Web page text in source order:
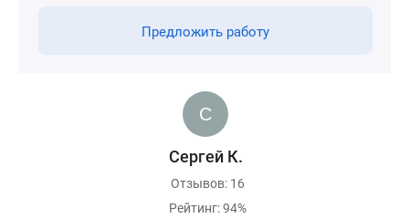
Предложить работу
Сергей К.
Отзывов: 16
Рейтинг: 94%